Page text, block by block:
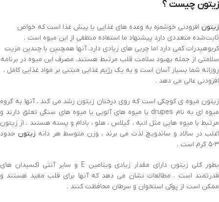
زیتون چیست ؟
زیتون افزودنی خوشمزه به وعده های غذایی یا پیش غذا است که خواص
ثابت‌شده متعددی دارد پیشنهاد ما استفاده منطقی از این میوه است .
کربوهیدرات کمی دارد اما چربی های زیادی دارد. آنها همچنین با چندین مزیت
سلامتی از جمله بهبود سلامت قلب مرتبط هستند. مصرف این میوه در برنامه
روزانه شما بسیار آسان است و به یک رژیم غذایی مبتنی بر مواد غذایی کامل ،
افزودنی عالی می دهد .
زیتون میوه ی کوچکی است که روی درختان زیتون رشد می کند ، آنها به گروه
میوه ای به نام drupesیا میوه های آلویی یا میوه های سنگی تعلق دارند و
مرتبط با میوه هایی مثل انبه ، گیلاس ، هلو ، بادام و پسته هستند . از زیتون
اغلب در سالاد و ساندویچ لذت می برند ، وزن متوسط هر دانه زیتون حدود
۳-۵ گرم است .
بطور کلی زیتون دارای مقدار زیادی ویتامین E و سایر آنتی اکسیدان های
قدرتمند است . مطالعات نشان می دهد که آنها برای قلب مفید هستند و
ممکن است از پوکی استخوان و سرطان محافظت کنند .